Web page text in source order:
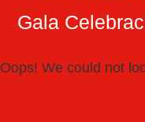
Gala
Oops! We could not